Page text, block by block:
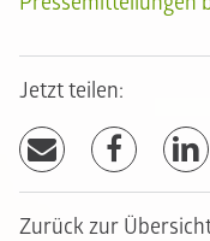
Jetzt teilen:
Zurück zur